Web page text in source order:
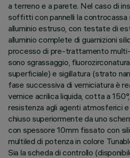
a terreno e a parete. Nel caso di
soffitti con pannelli la controcassa
alluminio estruso, con testate di
alluminio complete di guarnizioni
processo di pre-trattamento
sono sgrassaggio,
superficiale) e sigillatura (strato
fase successiva di verniciatura è
vernice acrilica liquida, cotta a
resistenza agli agenti atmosferici
chiuso superiormente da uno
con spessore 10mm fissato con
multiled di potenza in colore
Sia la scheda di controllo